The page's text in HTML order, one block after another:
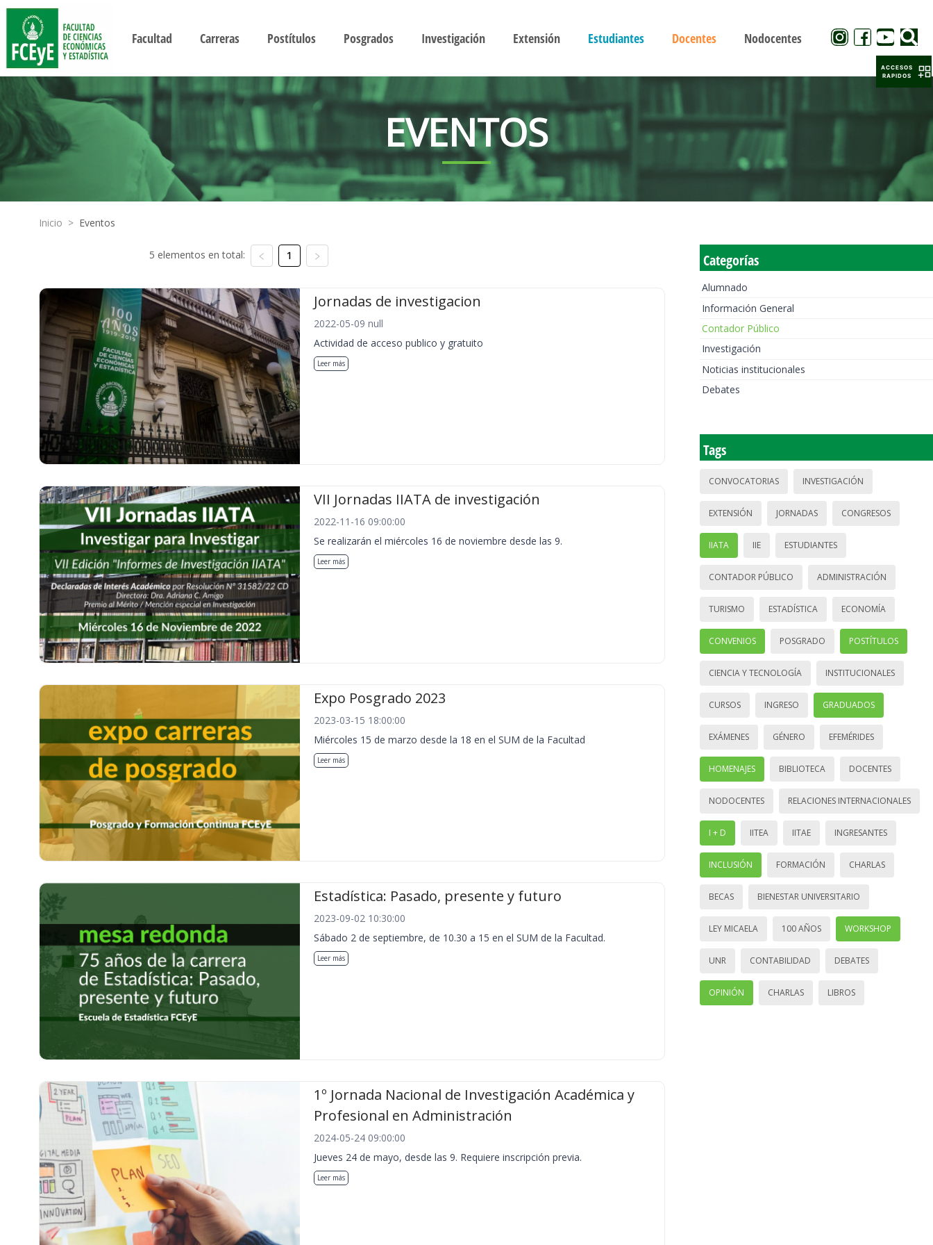
Facultad Carreras Postítulos Posgrados Investigación Extensión Estudiantes Docentes Nodocentes
EVENTOS
Inicio > Eventos
5 elementos en total: 1
Jornadas de investigacion
2022-05-09 null
Actividad de acceso publico y gratuito
Leer más
VII Jornadas IIATA de investigación
2022-11-16 09:00:00
Se realizarán el miércoles 16 de noviembre desde las 9.
Leer más
Expo Posgrado 2023
2023-03-15 18:00:00
Miércoles 15 de marzo desde la 18 en el SUM de la Facultad
Leer más
Estadística: Pasado, presente y futuro
2023-09-02 10:30:00
Sábado 2 de septiembre, de 10.30 a 15 en el SUM de la Facultad.
Leer más
1º Jornada Nacional de Investigación Académica y
Profesional en Administración
2024-05-24 09:00:00
Jueves 24 de mayo, desde las 9. Requiere inscripción previa.
Leer más
Categorías
Alumnado
Información General
Contador Público
Investigación
Noticias institucionales
Debates
Tags
CONVOCATORIAS INVESTIGACIÓN
EXTENSIÓN JORNADAS CONGRESOS
IIATA IIE ESTUDIANTES
CONTADOR PÚBLICO ADMINISTRACIÓN
TURISMO ESTADÍSTICA ECONOMÍA
CONVENIOS POSGRADO POSTÍTULOS
CIENCIA Y TECNOLOGÍA INSTITUCIONALES
CURSOS INGRESO GRADUADOS
EXÁMENES GÉNERO EFEMÉRIDES
HOMENAJES BIBLIOTECA DOCENTES
NODOCENTES RELACIONES INTERNACIONALES
I + D IITEA IITAE INGRESANTES
INCLUSIÓN FORMACIÓN CHARLAS
BECAS BIENESTAR UNIVERSITARIO
LEY MICAELA 100 AÑOS WORKSHOP
UNR CONTABILIDAD DEBATES
OPINIÓN CHARLAS LIBROS
ACCESOS
RAPIDOS